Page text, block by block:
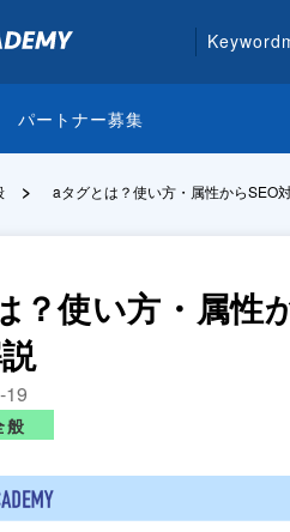
パートナー募集
> aタグとは？使い方・属性からSEO
？使い方・属性
19
般